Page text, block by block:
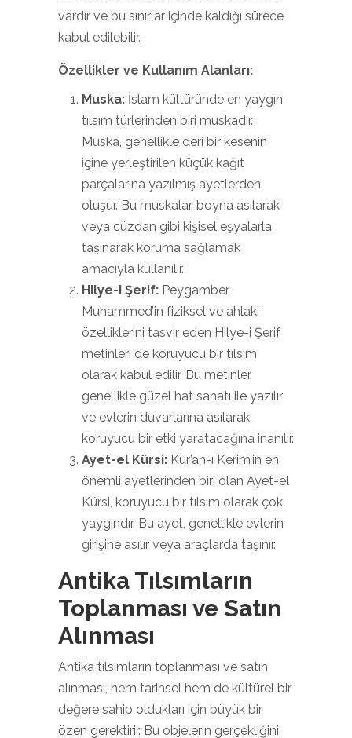
vardır ve bu sınırlar içinde kaldığı sürece
kabul edilebilir.
Özellikler ve Kullanım Alanları:
Muska: İslam kültüründe en yaygın
tılsım türlerinden biri muskadır.
Muska, genellikle deri bir kesenin
içine yerleştirilen küçük kağıt
parçalarına yazılmış ayetlerden
oluşur. Bu muskalar, boyna asılarak
veya cüzdan gibi kişisel eşyalarla
taşınarak koruma sağlamak
amacıyla kullanılır.
Hilye-i Şerif: Peygamber
Muhammed’in fiziksel ve ahlaki
özelliklerini tasvir eden Hilye-i Şerif
metinleri de koruyucu bir tılsım
olarak kabul edilir. Bu metinler,
genellikle güzel hat sanatı ile yazılır
ve evlerin duvarlarına asılarak
koruyucu bir etki yaratacağına inanılır.
Ayet-el Kürsi: Kur’an-ı Kerim’in en
önemli ayetlerinden biri olan Ayet-el
Kürsi, koruyucu bir tılsım olarak çok
yaygındır. Bu ayet, genellikle evlerin
girişine asılır veya araçlarda taşınır.
Antika Tılsımların
Toplanması ve Satın
Alınması
Antika tılsımların toplanması ve satın
alınması, hem tarihsel hem de kültürel bir
değere sahip oldukları için büyük bir
özen gerektirir. Bu objelerin gerçekliğini